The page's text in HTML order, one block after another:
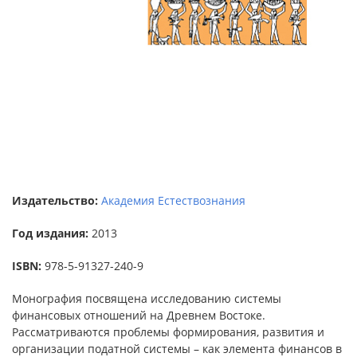
Издательство: Академия Естествознания
Год издания: 2013
ISBN: 978-5-91327-240-9
Монография посвящена исследованию системы
финансовых отношений на Древнем Востоке.
Рассматриваются проблемы формирования, развития и
организации податной системы – как элемента финансов в